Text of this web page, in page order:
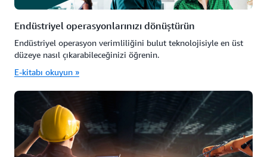
Endüstriyel operasyonlarınızı dönüştürün
Endüstriyel operasyon verimliliğini bulut teknolojisiyle en üst
düzeye nasıl çıkarabileceğinizi öğrenin.
E-kitabı okuyun »